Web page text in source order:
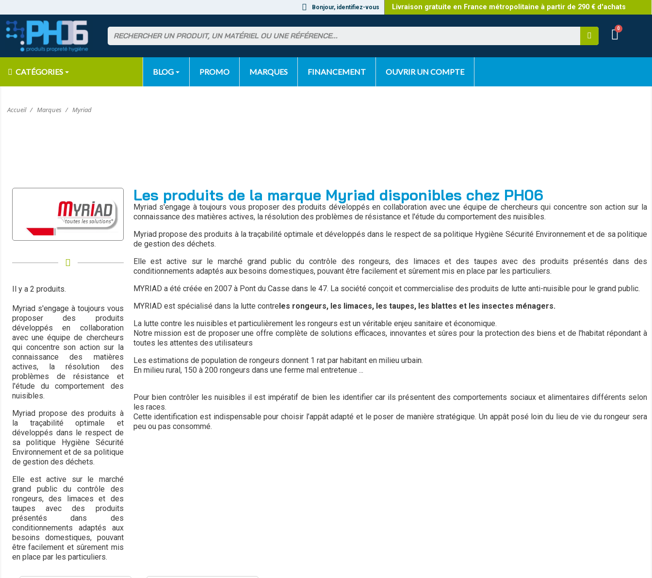
Bonjour, identifiez-vous Livraison gratuite en France métropolitaine à partir de 290 € d'achats
CATÉGORIES BLOG PROMO MARQUES FINANCEMENT OUVRIR UN COMPTE
Accueil Marques Myriad
Il y a 2 produits.
Myriad s'engage à toujours vous
proposer des produits
développés en collaboration
avec une équipe de chercheurs
qui concentre son action sur la
connaissance des matières
actives, la résolution des
problèmes de résistance et
l'étude du comportement des
nuisibles.
Myriad propose des produits à
la traçabilité optimale et
développés dans le respect de
sa politique Hygiène Sécurité
Environnement et de sa politique
de gestion des déchets.
Elle est active sur le marché
grand public du contrôle des
rongeurs, des limaces et des
taupes avec des produits
présentés dans des
conditionnements adaptés aux
besoins domestiques, pouvant
être facilement et sûrement mis
en place par les particuliers.
Les produits de la marque Myriad disponibles chez PH06
Myriads'engage à toujours vous proposer des produits développés en collaboration avec une équipe de chercheurs qui concentre son action sur la
connaissance des matières actives, la résolution des problèmes de résistance et l'étude du comportement des nuisibles.
Myriadpropose des produits à la traçabilité optimale et développés dans le respect de sa politique Hygiène Sécurité Environnement et de sa politique
de gestion des déchets.
Elle est active sur le marché grand public du contrôle des rongeurs, des limaces et des taupes avec des produits présentés dans des
conditionnements adaptés aux besoins domestiques, pouvant être facilement et sûrement mis en place par les particuliers.
MYRIAD a été créée en 2007 à Pont du Casse dans le 47. La société conçoit et commercialise des produits de lutte anti-nuisible pour le grand public.
MYRIAD est spécialisé dans la lutte contreles rongeurs, les limaces, les taupes, les blattes et les insectes ménagers.
La lutte contre les nuisibles et particulièrement les rongeurs est un véritable enjeu sanitaire et économique.
Notre mission est de proposer une offre complète de solutions efficaces, innovantes et sûres pour la protection des biens et de l'habitat répondant à
toutes les attentes des utilisateurs
Les estimations de population de rongeurs donnent 1 rat par habitant en milieu urbain.
En milieu rural, 150 à 200 rongeurs dans une ferme mal entretenue ...
Pour bien contrôler les nuisibles il est impératif de bien les identifier car ils présentent des comportements sociaux et alimentaires différents selon
les races.
Cette identification est indispensable pour choisir l’appât adapté et le poser de manière stratégique. Un appât posé loin du lieu de vie du rongeur sera
peu ou pas consommé.